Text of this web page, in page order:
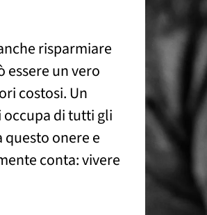
risparmiare
essere un vero
costosi. Un
occupa di tutti gli
questo onere e
conta: vivere